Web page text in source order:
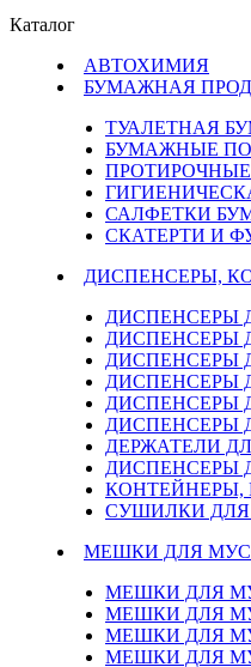
Каталог
АВТОХИМИЯ
БУМАЖНАЯ
ТУАЛЕТНАЯ
БУМАЖНЫЕ
САЛФЕТКИ
СКАТЕРТИ И
ДИСПЕНСЕРЫ,
ДИСПЕНСЕРЫ
ДИСПЕНСЕРЫ
ДИСПЕНСЕРЫ
ДИСПЕНСЕРЫ
ДИСПЕНСЕРЫ
ДИСПЕНСЕРЫ
ДЕРЖАТЕЛИ
ДИСПЕНСЕРЫ
КОНТЕЙНЕРЫ,
СУШИЛКИ ДЛЯ
МЕШКИ ДЛЯ
МЕШКИ ДЛЯ
МЕШКИ ДЛЯ
МЕШКИ ДЛЯ
МЕШКИ ДЛЯ